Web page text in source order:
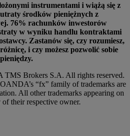
instrumentami i wiążą się z
środków pieniężnych z
76% rachunków inwestorów
w wyniku handlu kontraktami
Zastanów się, czy rozumiesz,
i czy możesz pozwolić sobie
Brokers S.A. All rights reserved.
“fx” family of trademarks are
All other trademarks appearing on
their respective owner.